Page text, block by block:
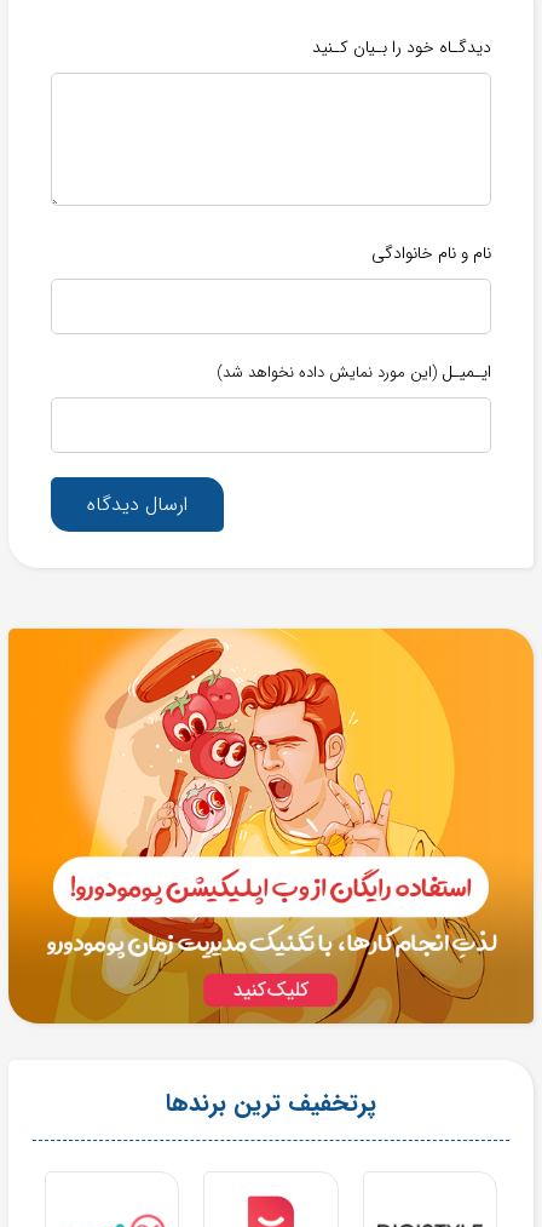
دیدگـاه خود را بـیان کـنید
نام و نام خانوادگی
ایـمیـل (این مورد نمایش داده نخواهد شد)
ارسال دیدگاه
پرتخفیف ترین برندها